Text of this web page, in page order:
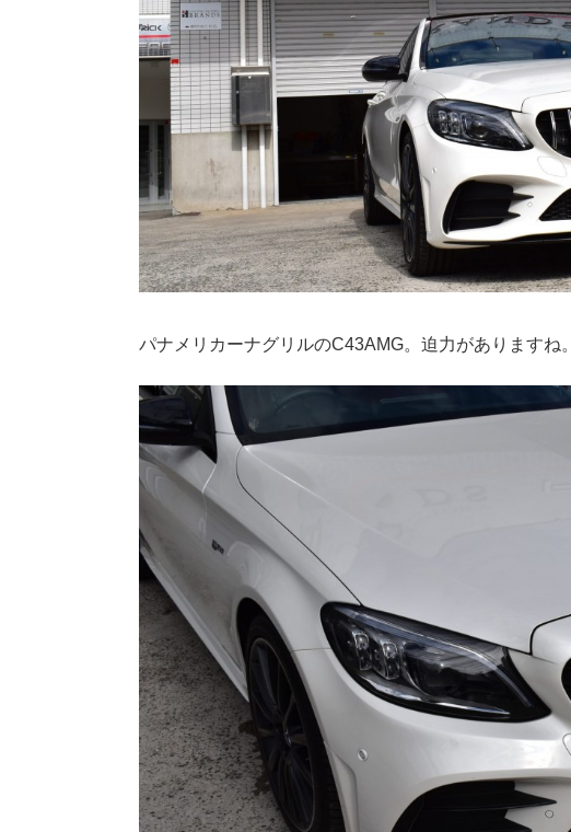
パナメリカーナグリルのC43AMG。迫力がありますね。